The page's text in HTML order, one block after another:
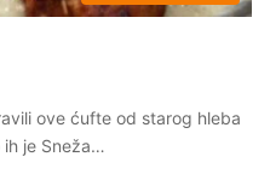
ove ćufte od starog hleba
ih je Sneža…